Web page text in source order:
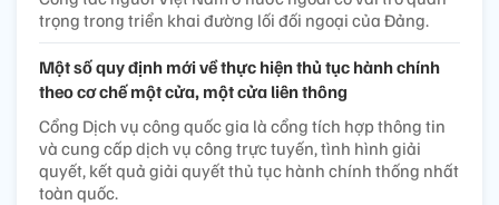
trọng trong triển khai đường lối đối ngoại của Đảng.
Một số quy định mới về thực hiện thủ tục hành chính
theo cơ chế một cửa, một cửa liên thông
Cổng Dịch vụ công quốc gia là cổng tích hợp thông tin
và cung cấp dịch vụ công trực tuyến, tình hình giải
quyết, kết quả giải quyết thủ tục hành chính thống nhất
toàn quốc.